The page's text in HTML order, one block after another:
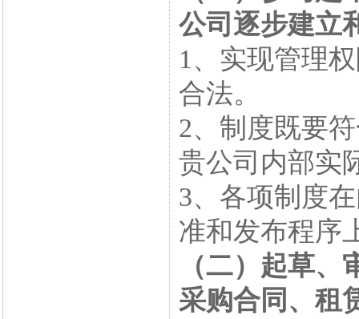
公司逐步建立
1、实现管理
合法。
2、制度既要
贵公司内部实
3、各项制度
准和发布程序
（二）起草
采购合同、租